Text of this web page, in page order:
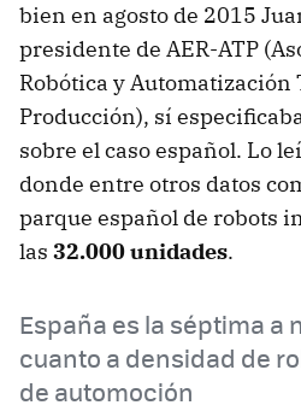
bien en agosto de 2015
presidente de AER-ATP
Robótica y Automatización
Producción), sí
sobre el caso español. Lo
donde entre otros datos
parque español de robots
las 32.000 unidades.
España es la séptima a
cuanto a densidad de
de automoción